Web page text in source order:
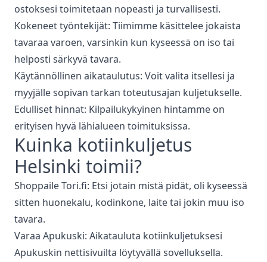
ostoksesi toimitetaan nopeasti ja turvallisesti.
Kokeneet työntekijät: Tiimimme käsittelee jokaista
tavaraa varoen, varsinkin kun kyseessä on iso tai
helposti särkyvä tavara.
Käytännöllinen aikataulutus: Voit valita itsellesi ja
myyjälle sopivan tarkan toteutusajan kuljetukselle.
Edulliset hinnat: Kilpailukykyinen hintamme on
erityisen hyvä lähialueen toimituksissa.
Kuinka kotiinkuljetus
Helsinki toimii?
Shoppaile Tori.fi: Etsi jotain mistä pidät, oli kyseessä
sitten huonekalu, kodinkone, laite tai jokin muu iso
tavara.
Varaa Apukuski: Aikatauluta kotiinkuljetuksesi
Apukuskin nettisivuilta löytyvällä sovelluksella.